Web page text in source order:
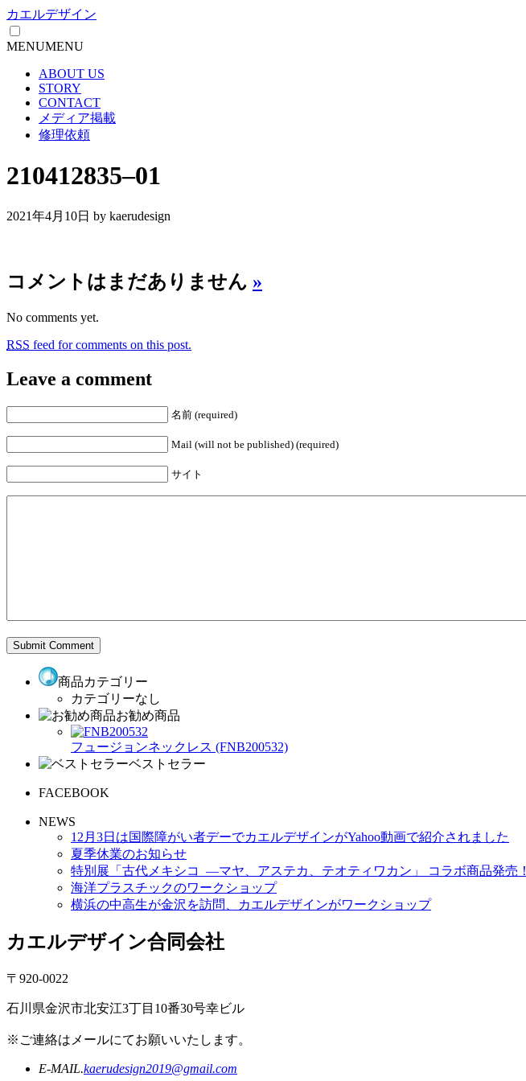
カエルデザイン
MENUMENU
ABOUT US
STORY
CONTACT
メディア掲載
修理依頼
210412835–01
2021年4月10日 by kaerudesign
コメントはまだありません »
No comments yet.
RSS feed for comments on this post.
Leave a comment
名前 (required)
Mail (will not be published) (required)
サイト
商品カテゴリー
カテゴリーなし
お勧め商品
フュージョンネックレス (FNB200532)
ベストセラー
FACEBOOK
NEWS
12月3日は国際障がい者デーでカエルデザインがYahoo動画で紹介されました
夏季休業のお知らせ
特別展「古代メキシコ ―マヤ、アステカ、テオティワカン」 コラボ商品発売！
海洋プラスチックのワークショップ
横浜の中高生が金沢を訪問、カエルデザインがワークショップ
カエルデザイン合同会社
〒920-0022
石川県金沢市北安江3丁目10番30号幸ビル
※ご連絡はメールにてお願いいたします。
E-MAIL.kaerudesign2019@gmail.com